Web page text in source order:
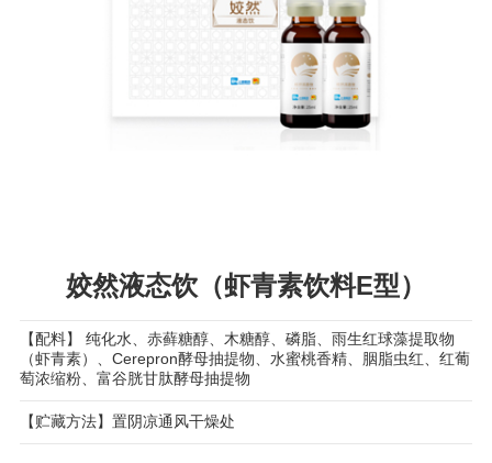
姣然液态饮（虾青素饮料E型）
【配料】 纯化水、赤藓糖醇、木糖醇、磷脂、雨生红球藻提取物
（虾青素）、Cerepron酵母抽提物、水蜜桃香精、胭脂虫红、红葡
萄浓缩粉、富谷胱甘肽酵母抽提物
【贮藏方法】置阴凉通风干燥处